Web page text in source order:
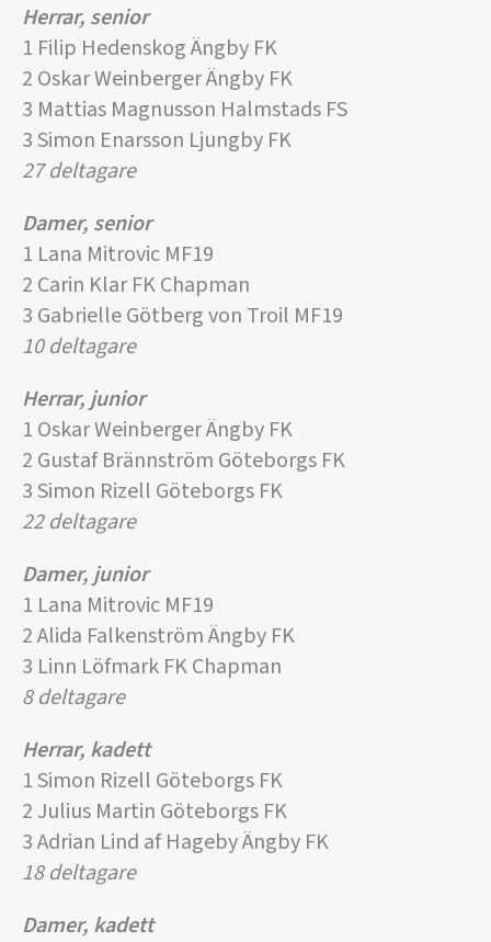
Herrar, senior
1 Filip Hedenskog Ängby FK
2 Oskar Weinberger Ängby FK
3 Mattias Magnusson Halmstads FS
3 Simon Enarsson Ljungby FK
27 deltagare
Damer, senior
1 Lana Mitrovic MF19
2 Carin Klar FK Chapman
3 Gabrielle Götberg von Troil MF19
10 deltagare
Herrar, junior
1 Oskar Weinberger Ängby FK
2 Gustaf Brännström Göteborgs FK
3 Simon Rizell Göteborgs FK
22 deltagare
Damer, junior
1 Lana Mitrovic MF19
2 Alida Falkenström Ängby FK
3 Linn Löfmark FK Chapman
8 deltagare
Herrar, kadett
1 Simon Rizell Göteborgs FK
2 Julius Martin Göteborgs FK
3 Adrian Lind af Hageby Ängby FK
18 deltagare
Damer, kadett